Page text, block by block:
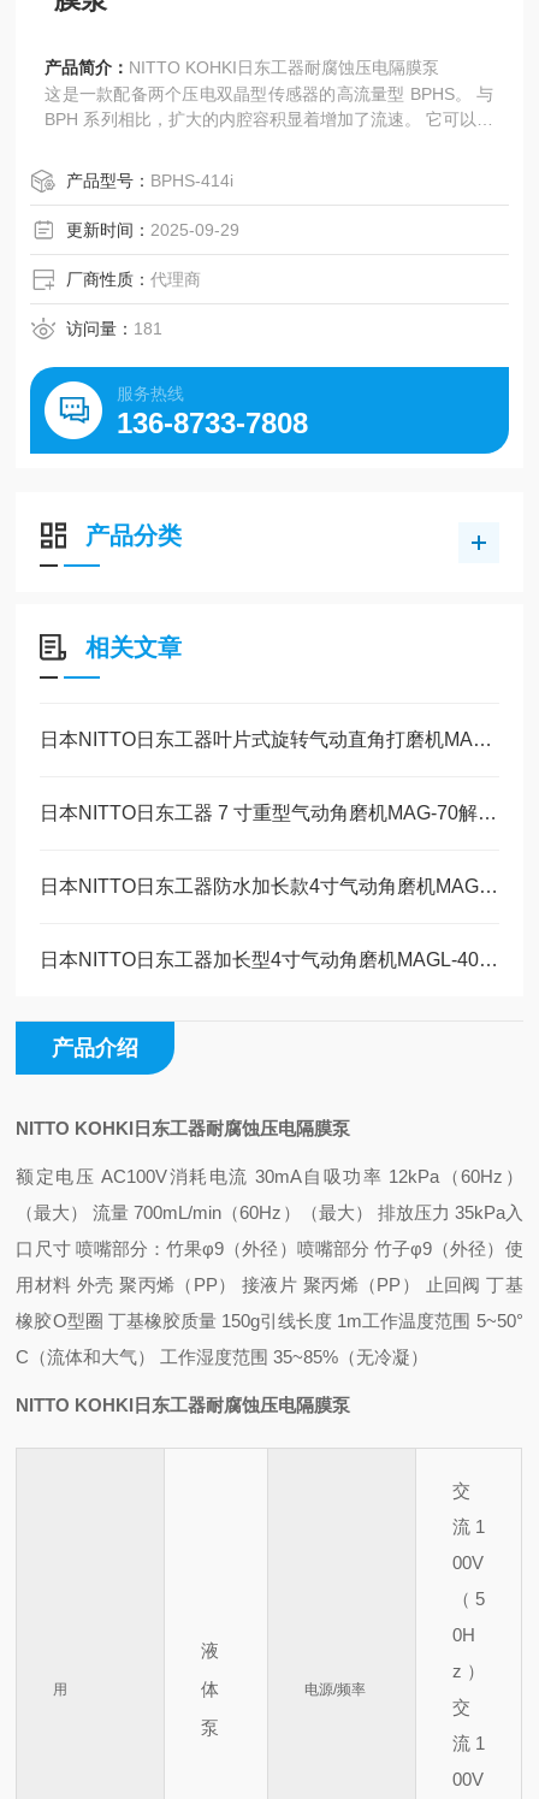
产品简介： NITTO KOHKI日东工器耐腐蚀压电隔膜泵
这是一款配备两个压电双晶型传感器的高流量型 BPHS。 与
BPH 系列相比，扩大的内腔容积显着增加了流速。 它可以直
便。 它消耗的功率非常少，并且不会产生电磁噪声。
它可以处理多种液体和气体，广泛应用于医学、理化、机床
等领域。
产品型号： BPHS-414i
更新时间： 2025-09-29
厂商性质：代理商
访问量： 181
服务热线
136-8733-7808
产品分类
相关文章
日本NITTO日东工器叶片式旋转气动直角打磨机MAS-20B工作原理
日本NITTO日东工器 7 寸重型气动角磨机MAG-70解决方案
日本NITTO日东工器防水加长款4寸气动角磨机MAGW-40维修保养
日本NITTO日东工器加长型4寸气动角磨机MAGL-40技术参数
产品介绍
NITTO KOHKI日东工器耐腐蚀压电隔膜泵
额定电压 AC100V消耗电流 30mA自吸功率 12kPa（60Hz）
（最大） 流量 700mL/min（60Hz） （最大） 排放压力 35kPa入
口尺寸 喷嘴部分：竹果φ9（外径） 喷嘴部分 竹子φ9（外径） 使
用材料 外壳 聚丙烯（PP） 接液 片 聚丙烯（PP） 止回阀 丁基
橡胶O型圈 丁基橡胶质量 150g引线长度 1m工作温度范围 5~50°
C（流体和大气） 工作湿度范围 35~85%（无冷凝）
NITTO KOHKI日东工器耐腐蚀压电隔膜泵
用
液
体
泵
电源/频率
交
流 1
00V
（5
0H
z）
交
流 1
00V